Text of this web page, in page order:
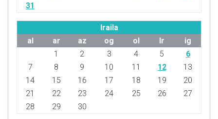
31
Iraila
al
ar az og ol lr
ig
1
2 3 4 5
6
7
8 9 10 11 12
13
14
15 16 17 18 19
20
21
22 23 24 25 26
27
28
29 30